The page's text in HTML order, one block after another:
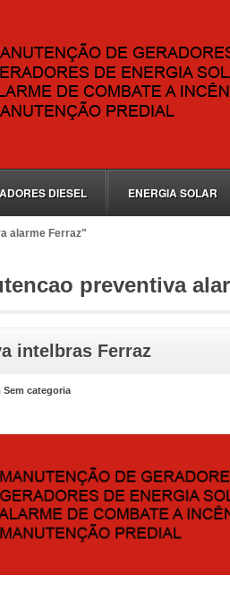
DIESEL ENERGIA SOLAR
alarme Ferraz"
preventiva
intelbras Ferraz
Sem categoria